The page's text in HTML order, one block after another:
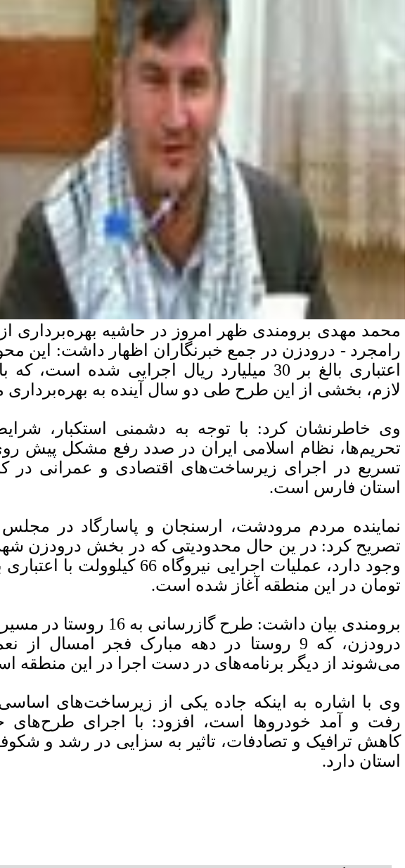
محمد مهدی برومندی ظهر امروز در حاشیه بهره‌برداری از
رامجرد - درودزن در جمع خبرنگاران اظهار داشت: این
اعتباری بالغ بر 30 میلیارد ریال اجرایی شده
لازم، بخشی از این طرح طی دو سال آینده به
وی خاطرنشان کرد: با توجه به دشمنی استکبار،
تحریم‌ها، نظام اسلامی ایران در صدد رفع مشکل پیش
تسریع در اجرای زیرساخت‌های اقتصادی و عمرانی در
استان فارس است.
نماینده مردم مرودشت، ارسنجان و پاسارگاد در
تصریح کرد: در ین حال محدودیتی که در بخش درودزن
تومان در این منطقه آغاز شده است.
برومندی بیان داشت: طرح
درودزن، که 9 روستا در دهه مبارک فجر امسال
می‌شوند از دیگر برنامه‌های در دست اجرا در این منطقه
وی با اشاره به اینکه جاده یکی از زیرساخت‌های
رفت و آمد خودروها است، افزود: با اجرای طرح‌های
کاهش ترافیک و تصادفات، تاثیر به سزایی در رشد و
استان دارد.